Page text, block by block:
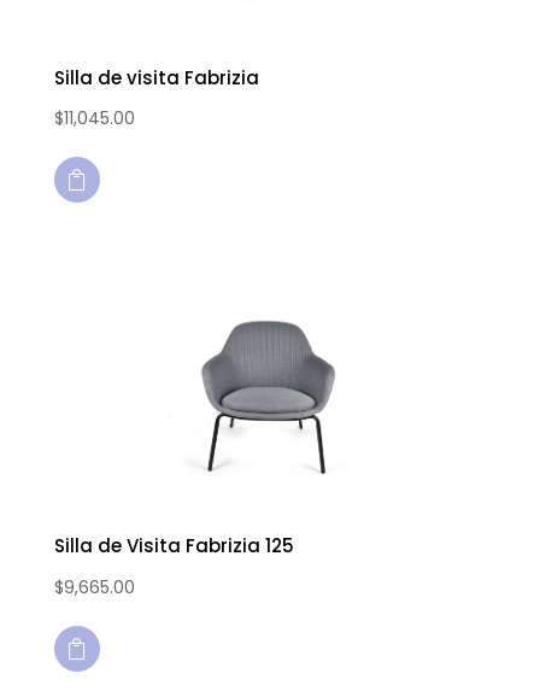
Silla de visita Fabrizia
$11,045.00

Silla de Visita Fabrizia 125
$9,665.00
